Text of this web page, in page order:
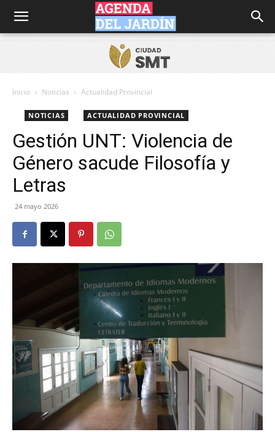
Agenda
Jardín
Inicio Noticias Actualidad Provincial
NOTICIAS ACTUALIDAD PROVINCIAL
Gestión UNT: Violencia de
Género sacude Filosofía y
Letras
24 mayo 2026